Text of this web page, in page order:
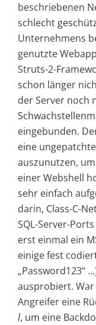
beschriebenen
schlecht
Unternehmens
genutzte
Struts-2-
schon länger
der Server noch
eingebunden.
eine
auszunutzen,
einer Webshell
sehr einfach
darin, Class-C-
SQL-Server-
erst einmal ein
einige fest
„Password123“
ausprobiert.
Angreifer eine
l, um eine